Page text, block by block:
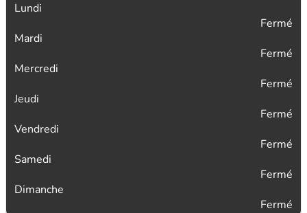
Lundi
Fermé
Mardi
Fermé
Mercredi
Fermé
Jeudi
Fermé
Vendredi
Fermé
Samedi
Fermé
Dimanche
Fermé